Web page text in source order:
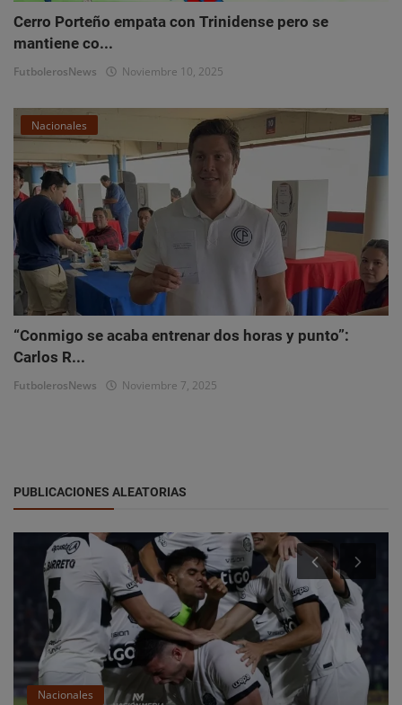
Cerro Porteño empata con Trinidense pero se
mantiene co...
FutbolerosNews Noviembre 10, 2025
Nacionales
“Conmigo se acaba entrenar dos horas y punto”:
Carlos R...
FutbolerosNews Noviembre 7, 2025
PUBLICACIONES ALEATORIAS
Nacionales